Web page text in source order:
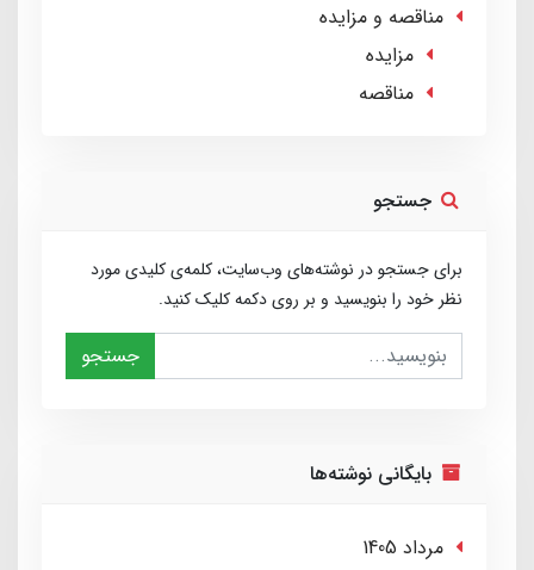
مناقصه و مزایده
مزایده
مناقصه
جستجو
برای جستجو در نوشته‌های وب‌سایت، کلمه‌ی کلیدی مورد
نظر خود را بنویسید و بر روی دکمه کلیک کنید.
جستجو
بایگانی نوشته‌ها
مرداد 1405